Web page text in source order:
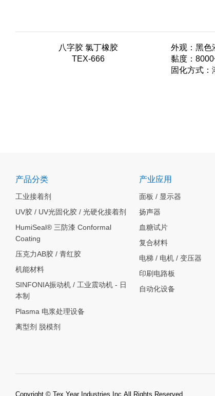
八字胶 氯丁橡胶
TEX-666
外观：黑色
黏度：
固化方式
产品分类
工业接着剂
UV胶 / UV光固化胶 / 光硬化接着剂
HumiSeal® 三防漆 Conformal
Coating
压克力AB胶 / 青红胶
机能材料
SINFONIA振动机 / 工业震动机 - 日
本制
Plasma 电浆处理设备
离型剂 脱模剂
产业应用
面板 / 显示器
扬声器
血糖试片
复合材料
电梯 / 电机 / 变压器
印刷电路板
自动化设备
Copyright © Tex Year Industries Inc.All Rights Reserved.